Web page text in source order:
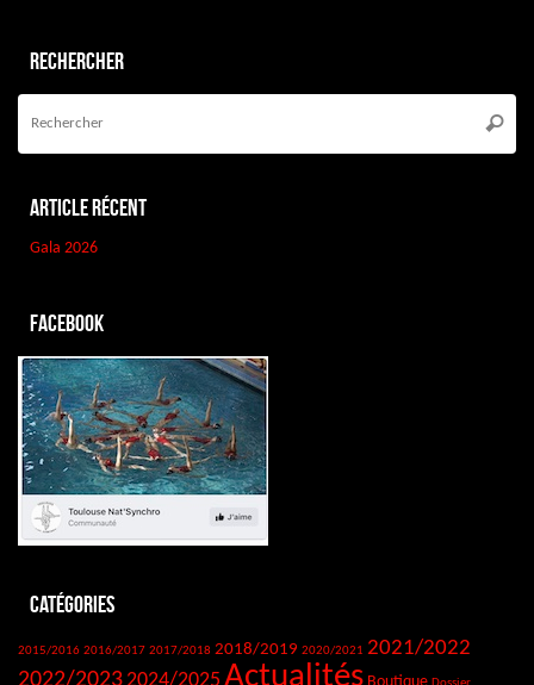
Rechercher
Article récent
Gala 2026
Facebook
Catégories
2015/2016 2016/2017 2017/2018 2018/2019 2020/2021 2021/2022
2022/2023
Actualités Boutique